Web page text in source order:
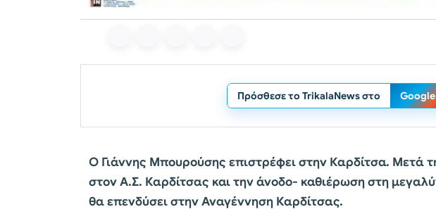
Πρόσθεσε το TrikalaNews στο Google
Ο Γιάννης Μπουρούσης επιστρέφει στην Καρδίτσα. Μετά
στον Α.Σ. Καρδίτσας και την άνοδο- καθιέρωση στη
θα επενδύσει στην Αναγέννηση Καρδίτσας.